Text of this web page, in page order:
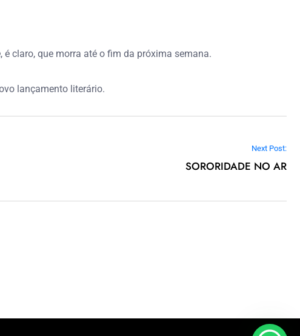
claro, que morra até o fim da próxima semana.
lançamento literário.
Next Post:
SORORIDADE NO AR